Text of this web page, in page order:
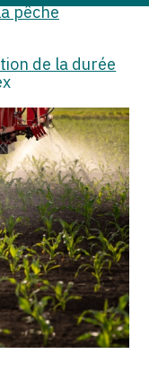
pêche
de la durée